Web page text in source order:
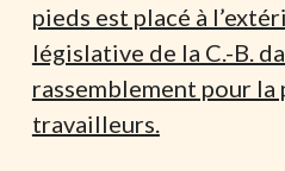
pieds est placé à
législative de la C.-B.
rassemblement pour
travailleurs.